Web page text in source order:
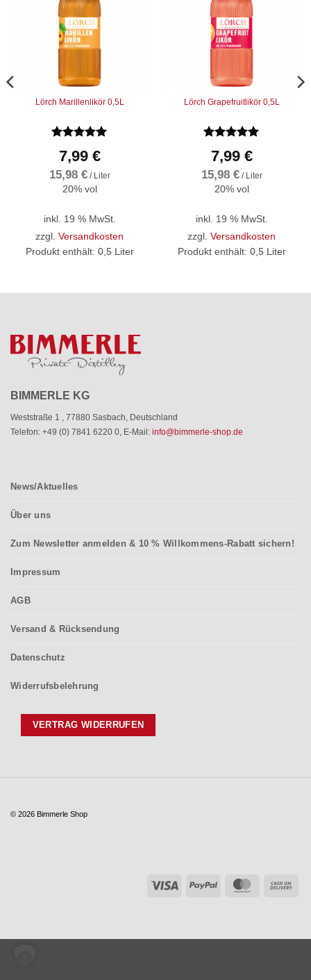
Lörch Marillenlikör 0,5L
mit4.92
von 5
7,99 €
15,98 €/ Liter
20% vol
inkl. 19 % MwSt.
zzgl. Versandkosten
Produkt enthält: 0,5 Liter
Lörch Grapefruitlikör 0,5L
mit5von
5
7,99 €
15,98 €/ Liter
20% vol
inkl. 19 % MwSt.
zzgl. Versandkosten
Produkt enthält: 0,5 Liter
BIMMERLE KG
Weststraße 1 77880 Sasbach
Deutschland
Telefon: +49 (0) 7841 6220 0
E-Mail: info@bimmerle-shop.de
News/Aktuelles
Über uns
Zum Newsletter anmelden & 10 % Willkommens-Rabatt sichern!
Impressum
AGB
Versand & Rücksendung
Datenschutz
Widerrufsbelehrung
VERTRAG WIDERRUFEN
© 2026 Bimmerle Shop
Visa PayPal